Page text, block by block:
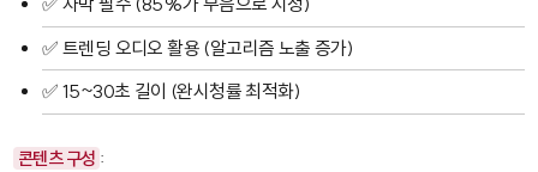
✅ 트렌딩 오디오 활용 (알고리즘 노출 증가)
✅ 15~30초 길이 (완시청률 최적화)
콘텐츠 구성 :